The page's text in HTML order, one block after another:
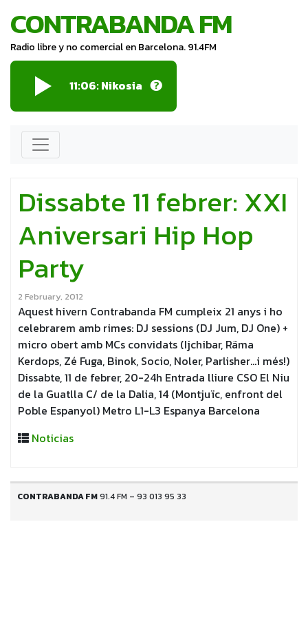
CONTRABANDA FM
Radio libre y no comercial en Barcelona. 91.4FM
11:06:Nikosia
Dissabte 11 febrer: XXI
Aniversari Hip Hop
Party
2 February, 2012
Aquest hivern Contrabanda FM cumpleix 21 anys i ho
celebrarem amb rimes: DJ sessions (DJ Jum, DJ One) +
micro obert amb MCs convidats (Ijchibar, Räma
Kerdops, Zé Fuga, Binok, Socio, Noler, Parlisher…i més!)
Dissabte, 11 de febrer, 20-24h Entrada lliure CSO El Niu
de la Guatlla C/ de la Dalia, 14 (Montjuïc, enfront del
Poble Espanyol) Metro L1-L3 Espanya Barcelona
Noticias
CONTRABANDA FM91.4 FM – 93 013 95 33